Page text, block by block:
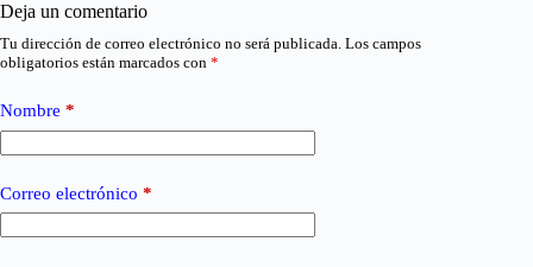
Deja un comentario
Tu dirección de correo electrónico no será publicada. Los campos
obligatorios están marcados con *
Nombre *
Correo electrónico *